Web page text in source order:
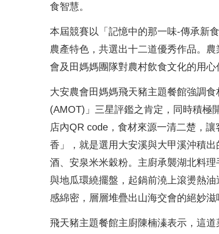
食智慧。
本屆競賽以「記憶中的那一味-傳承新
農產特色，共選出十二道優秀作品。
會及田媽媽團隊對農村飲食文化的用心
大安農會田媽媽飛天豬主題餐館強調
(AMOT)」三星評鑑之肯定，同時積極
店內QR code，食材來源一清二楚，
香」，就是選用大安溪與大甲溪沖積
酒、安泉米米穀粉。主廚承襲湖北料
與地瓜環繞擺盤，起鍋前澆上滾燙熱
感綿密，層層堆疊出山海交會的絕妙
飛天豬主題餐館主廚陳楠溱表示，這